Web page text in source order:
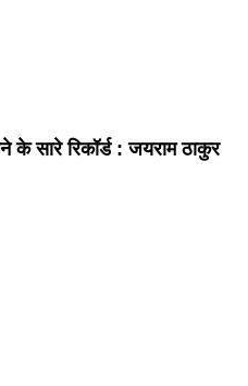
सारे रिकॉर्ड : जयराम ठाकुर